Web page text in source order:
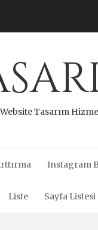
Website Tasarım
Instagram
Liste Sayfa Listesi